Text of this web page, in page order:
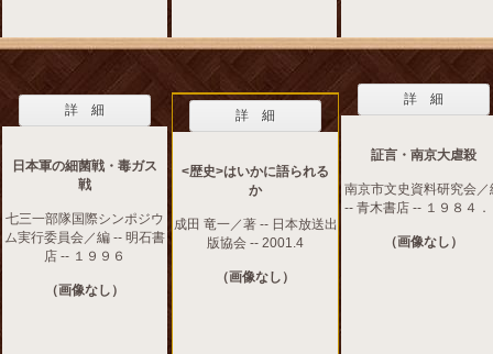
詳 細
日本軍の細菌戦・毒ガス
戦
七三一部隊国際シンポジウ
ム実行委員会／編 -- 明石書
店 -- １９９６
（画像なし）
詳 細
<歴史>はいかに語られる
か
成田 竜一／著 -- 日本放送出
版協会 -- 2001.4
（画像なし）
詳 細
証言・南京大虐殺
南京市文史資料研究会／
-- 青木書店 -- １９８４．
（画像なし）